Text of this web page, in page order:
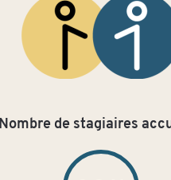
Nombre de stagiaires